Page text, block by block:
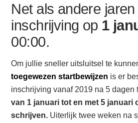
Net als andere
inschrijving op 1
00:00.
Om jullie sneller uitsluitsel te
toegewezen startbewijzen is er
inschrijving vanaf 2019 na 5 dagen
van 1 januari tot en met 5 januari
schrijven. Uiterlijk twee weken na